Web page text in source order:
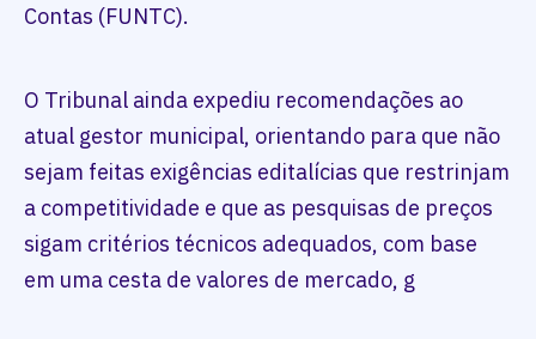
Contas (FUNTC).
O Tribunal ainda expediu recomendações ao
atual gestor municipal, orientando para que não
sejam feitas exigências editalícias que restrinjam
a competitividade e que as pesquisas de preços
sigam critérios técnicos adequados, com base
em uma cesta de valores de mercado, g